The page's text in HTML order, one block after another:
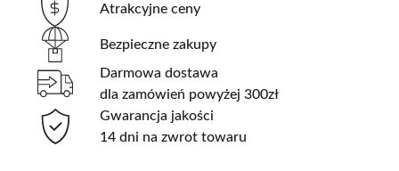
Atrakcyjne ceny
Bezpieczne zakupy
Darmowa dostawa
dla zamówień powyżej 300zł
Gwarancja jakości
14 dni na zwrot towaru